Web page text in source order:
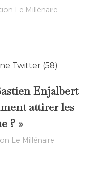
Le Millénaire
Enjalbert
attirer les
? »
Le Millénaire